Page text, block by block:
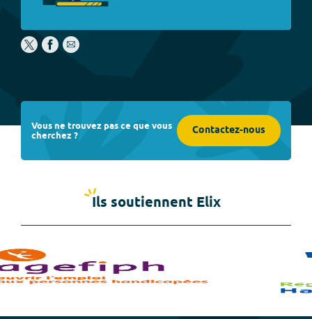
Vous ne trouvez pas ce que vous
cherchez ? Contactez-nous
Ils soutiennent Elix